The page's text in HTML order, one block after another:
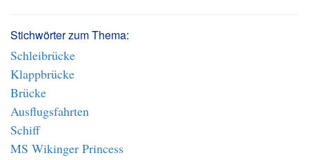
Stichwörter zum Thema:
Schleibrücke
Klappbrücke
Brücke
Ausflugsfahrten
Schiff
MS Wikinger Princess